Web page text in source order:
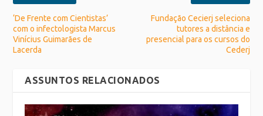
‘De Frente com Cientistas’
com o infectologista Marcus
Vinícius Guimarães de
Lacerda
Fundação Cecierj seleciona
tutores a distância e
presencial para os cursos do
Cederj
ASSUNTOS RELACIONADOS